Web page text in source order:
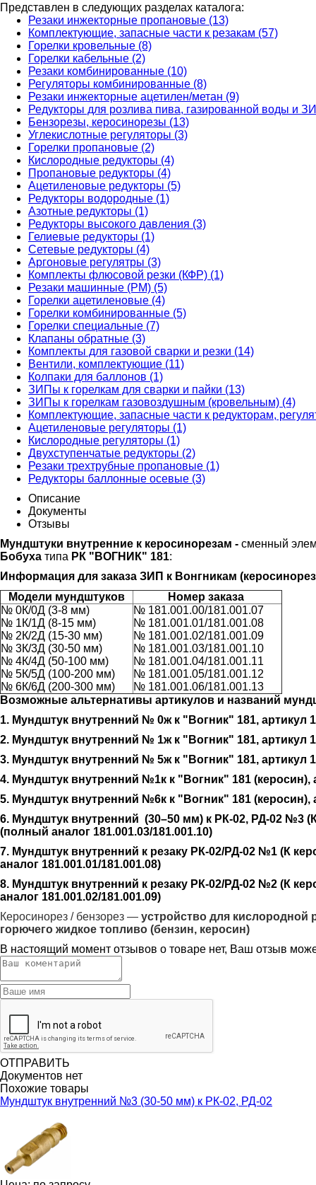
Представлен в следующих разделах каталога:
Резаки инжекторные пропановые (13)
Комплектующие, запасные части к резакам (57)
Горелки кровельные (8)
Горелки кабельные (2)
Резаки комбинированные (10)
Регуляторы комбинированные (8)
Резаки инжекторные ацетилен/метан (9)
Редукторы для розлива пива, газированной воды и
Бензорезы, керосинорезы (13)
Углекислотные регуляторы (3)
Горелки пропановые (2)
Кислородные редукторы (4)
Пропановые редукторы (4)
Ацетиленовые редукторы (5)
Редукторы водородные (1)
Азотные редукторы (1)
Редукторы высокого давления (3)
Гелиевые редукторы (1)
Сетевые редукторы (4)
Аргоновые регулятры (3)
Комплекты флюсовой резки (КФР) (1)
Резаки машинные (РМ) (5)
Горелки ацетиленовые (4)
Горелки комбинированные (5)
Горелки специальные (7)
Клапаны обратные (3)
Комплекты для газовой сварки и резки (14)
Вентили, комплектующие (11)
Колпаки для баллонов (1)
ЗИПы к горелкам для сварки и пайки (13)
ЗИПы к горелкам газовоздушным (кровельным) (4)
Комплектующие, запасные части к редукторам,
Ацетиленовые регуляторы (1)
Кислородные регуляторы (1)
Двухступенчатые редукторы (2)
Резаки трехтрубные пропановые (1)
Редукторы баллонные осевые (3)
Описание
Документы
Отзывы
Мундштуки внутренние к керосинорезам - сменный
Бобуха типа РК "ВОГНИК" 181:
Информация для заказа ЗИП к Вонгникам
Модели мундштуков
Номер заказа
№ 0К/0Д (3-8 мм)
№ 1К/1Д (8-15 мм)
№ 2К/2Д (15-30 мм)
№ 3К/3Д (30-50 мм)
№ 4К/4Д (50-100 мм)
№ 5К/5Д (100-200 мм)
№ 6К/6Д (200-300 мм)
№ 181.001.00/181.001.07
№ 181.001.01/181.001.08
№ 181.001.02/181.001.09
№ 181.001.03/181.001.10
№ 181.001.04/181.001.11
№ 181.001.05/181.001.12
№ 181.001.06/181.001.13
Возможные альтернативы артикулов и названий
1. Мундштук внутренний № 0ж к "Вогник" 181, артикул
2. Мундштук внутренний № 1ж к "Вогник" 181, артикул
3. Мундштук внутренний № 5ж к "Вогник" 181, артикул
4. Мундштук внутренний №1к к "Вогник" 181 (керосин),
5. Мундштук внутренний №6к к "Вогник" 181 (керосин),
6. Мундштук внутренний (30–50 мм) к РК-02, РД-02 №3
(полный аналог 181.001.03/181.001.10)
7. Мундштук внутренний к резаку РК-02/РД-02 №1 (К
аналог 181.001.01/181.001.08)
8. Мундштук внутренний к резаку РК-02/РД-02 №2 (К
аналог 181.001.02/181.001.09)
Керосинорез / бензорез — устройство для кислородной
горючего жидкое топливо (бензин, керосин)
В настоящий момент отзывов о товаре нет, Ваш отзыв
ОТПРАВИТЬ
Документов нет
Похожие товары
Мундштук внутренний №3 (30-50 мм) к РК-02, РД-02